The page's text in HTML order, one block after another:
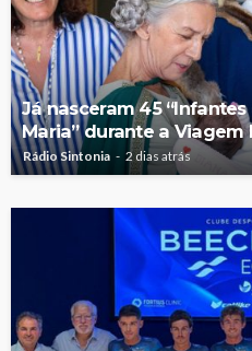
Já nasceram 45
Maria” durante a Viagem
Rádio Sintonia 2 dias atrás